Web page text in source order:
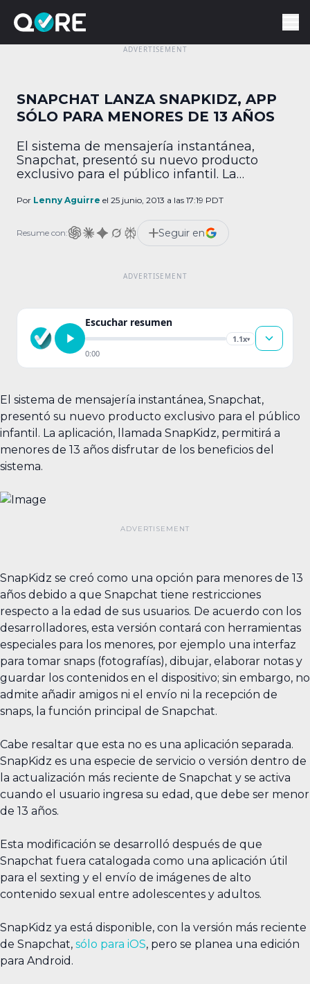
SNAPCHAT LANZA SNAPKIDZ, APP
SÓLO PARA MENORES DE 13 AÑOS
El sistema de mensajería instantánea,
Snapchat, presentó su nuevo producto
exclusivo para el público infantil. La
menores de 13 años disfrutar de los
como una opción para menores de 13 años
debido a que Snapchat tiene restricciones
Por Lenny Aguirre el 25 junio, 2013 a las 17:19 PDT
Resume con: Seguir en
Escuchar resumen
1.1x▾
0:00
El sistema de mensajería instantánea, Snapchat,
presentó su nuevo producto exclusivo para el público
infantil. La aplicación, llamada SnapKidz, permitirá a
menores de 13 años disfrutar de los beneficios del
sistema.
SnapKidz se creó como una opción para menores de 13
años debido a que Snapchat tiene restricciones
respecto a la edad de sus usuarios. De acuerdo con los
desarrolladores, esta versión contará con herramientas
especiales para los menores, por ejemplo una interfaz
para tomar snaps (fotografías), dibujar, elaborar notas y
guardar los contenidos en el dispositivo; sin embargo, no
admite añadir amigos ni el envío ni la recepción de
snaps, la función principal de Snapchat.
Cabe resaltar que esta no es una aplicación separada.
SnapKidz es una especie de servicio o versión dentro de
la actualización más reciente de Snapchat y se activa
cuando el usuario ingresa su edad, que debe ser menor
de 13 años.
Esta modificación se desarrolló después de que
Snapchat fuera catalogada como una aplicación útil
para el sexting y el envío de imágenes de alto
contenido sexual entre adolescentes y adultos.
SnapKidz ya está disponible, con la versión más reciente
de Snapchat, sólo para iOS, pero se planea una edición
para Android.